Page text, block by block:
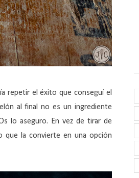
repetir el éxito que conseguí el
al final no es un ingrediente
lo aseguro. En vez de tirar de
que la convierte en una opción